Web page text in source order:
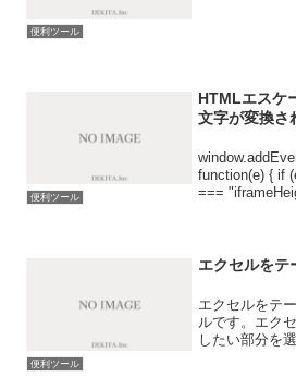
便利ツール
便利ツール
HTMLエスケ
文字が変換さ
function(e) { if
===
便利ツール
エクセルをテ
エクセルをテ
ルです。エク
したい部分を